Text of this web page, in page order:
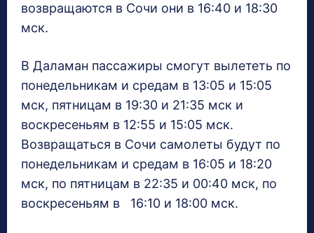
возвращаются в Сочи они в 16:40 и 18:30
мск.
В Даламан пассажиры смогут вылететь по
понедельникам и средам в 13:05 и 15:05
мск, пятницам в 19:30 и 21:35 мск и
воскресеньям в 12:55 и 15:05 мск.
Возвращаться в Сочи самолеты будут по
понедельникам и средам в 16:05 и 18:20
мск, по пятницам в 22:35 и 00:40 мск, по
воскресеньям в 16:10 и 18:00 мск.